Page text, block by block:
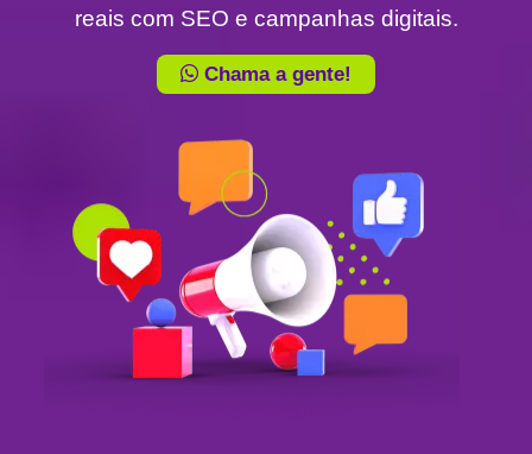
reais com SEO e campanhas digitais.
Chama a gente!